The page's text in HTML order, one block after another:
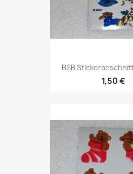
BSB
1,50 €